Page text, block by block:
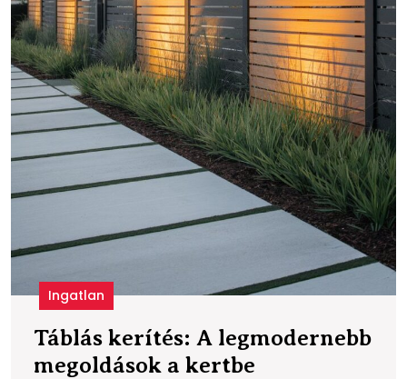
Ingatlan
Táblás kerítés: A legmodernebb
megoldások a kertbe